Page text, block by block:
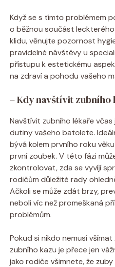
Když se s tímto problémem
o běžnou součást
klidu, věnujte pozornost
pravidelné návštěvy u
přístupu k estetickému
na zdraví a pohodu vašeho
– Kdy navštívit zubního
Navštívit zubního lékaře
dutiny vašeho batolete.
bývá kolem prvního roku
první zoubek. V této fázi
zkontrolovat, zda se vyvíjí
rodičům důležité rady
Ačkoli se může zdát brzy,
nebolí víc než promeškaná
problémům.
Pokud si nikdo nemusí
zubního kazu je přece jen
jako rodiče všimnete, že